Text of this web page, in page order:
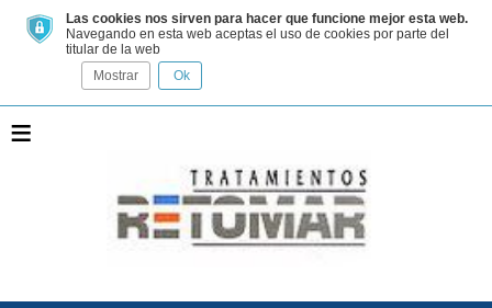
Las cookies nos sirven para hacer que funcione mejor esta web.
Navegando en esta web aceptas el uso de cookies por parte del
titular de la web
Mostrar
Ok
≡